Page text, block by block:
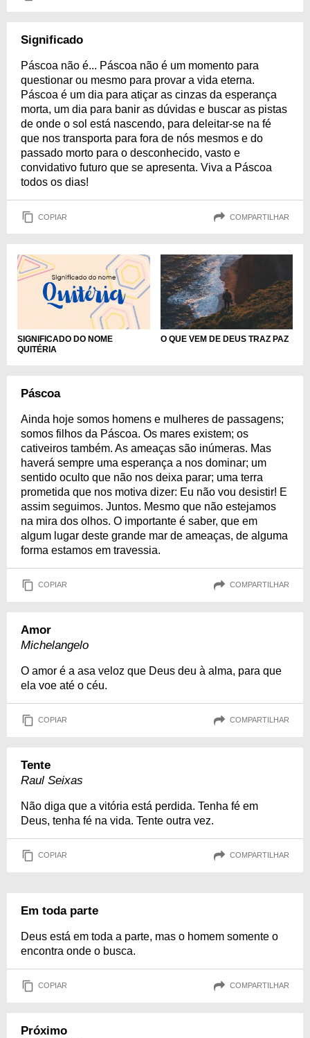
Significado
Páscoa não é... Páscoa não é um momento para
questionar ou mesmo para provar a vida eterna.
Páscoa é um dia para atiçar as cinzas da esperança
morta, um dia para banir as dúvidas e buscar as pistas
de onde o sol está nascendo, para deleitar-se na fé
que nos transporta para fora de nós mesmos e do
passado morto para o desconhecido, vasto e
convidativo futuro que se apresenta. Viva a Páscoa
todos os dias!
COPIAR COMPARTILHAR
SIGNIFICADO DO NOME
QUITÉRIA
O QUE VEM DE DEUS TRAZ PAZ
Páscoa
Ainda hoje somos homens e mulheres de passagens;
somos filhos da Páscoa. Os mares existem; os
cativeiros também. As ameaças são inúmeras. Mas
haverá sempre uma esperança a nos dominar; um
sentido oculto que não nos deixa parar; uma terra
prometida que nos motiva dizer: Eu não vou desistir! E
assim seguimos. Juntos. Mesmo que não estejamos
na mira dos olhos. O importante é saber, que em
algum lugar deste grande mar de ameaças, de alguma
forma estamos em travessia.
COPIAR COMPARTILHAR
Amor
Michelangelo
O amor é a asa veloz que Deus deu à alma, para que
ela voe até o céu.
COPIAR COMPARTILHAR
Tente
Raul Seixas
Não diga que a vitória está perdida. Tenha fé em
Deus, tenha fé na vida. Tente outra vez.
COPIAR COMPARTILHAR
Em toda parte
Deus está em toda a parte, mas o homem somente o
encontra onde o busca.
COPIAR COMPARTILHAR
Próximo